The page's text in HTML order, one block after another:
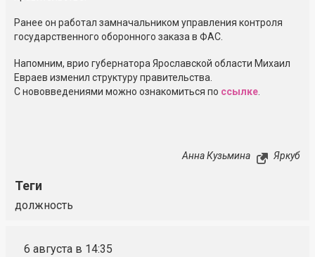
Ранее он работал замначальником управления контроля
государственного оборонного заказа в ФАС.
Напомним, врио губернатора Ярославской области Михаил
Евраев изменил структуру правительства.
С нововведениями можно ознакомиться по ссылке.
Анна Кузьмина Яркуб
Теги
должность
6 августа в 14:35